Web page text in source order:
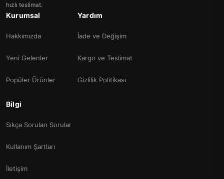
hızlı teslimat.
Kurumsal
Hakkımızda
Yeni Gelenler
Popüler Ürünler
Yardım
İade ve Değişim
Kargo ve Teslimat
Gizlilik Politikası
Bilgi
Sıkça Sorulan Sorular
Kullanım Şartları
İletişim